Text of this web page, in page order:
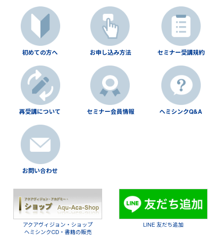
初めての方へ お申し込み方法 セミナー受講規約
再受講について セミナー会員情報 ヘミシンクQ&A
お問い合わせ
アクアヴィジョン・ショップ
ヘミシンクCD・書籍の販売
LINE 友だち追加